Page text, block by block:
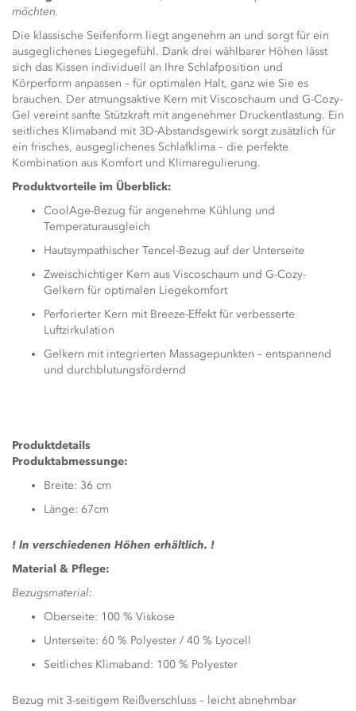
möchten.
Die klassische Seifenform liegt angenehm an und sorgt für ein
ausgeglichenes Liegegefühl. Dank drei wählbarer Höhen lässt
sich das Kissen individuell an Ihre Schlafposition und
Körperform anpassen – für optimalen Halt, ganz wie Sie es
brauchen. Der atmungsaktive Kern mit Viscoschaum und G-Cozy-
Gel vereint sanfte Stützkraft mit angenehmer Druckentlastung. Ein
seitliches Klimaband mit 3D-Abstandsgewirk sorgt zusätzlich für
ein frisches, ausgeglichenes Schlafklima – die perfekte
Kombination aus Komfort und Klimaregulierung.
Produktvorteile im Überblick:
CoolAge-Bezug für angenehme Kühlung und
Temperaturausgleich
Hautsympathischer Tencel-Bezug auf der Unterseite
Zweischichtiger Kern aus Viscoschaum und G-Cozy-
Gelkern für optimalen Liegekomfort
Perforierter Kern mit Breeze-Effekt für verbesserte
Luftzirkulation
Gelkern mit integrierten Massagepunkten – entspannend
und durchblutungsfördernd
Produktdetails
Produktabmessunge:
Breite: 36 cm
Länge: 67cm
! In verschiedenen Höhen erhältlich. !
Material & Pflege:
Bezugsmaterial:
Oberseite: 100 % Viskose
Unterseite: 60 % Polyester / 40 % Lyocell
Seitliches Klimaband: 100 % Polyester
Bezug mit 3-seitigem Reißverschluss – leicht abnehmbar